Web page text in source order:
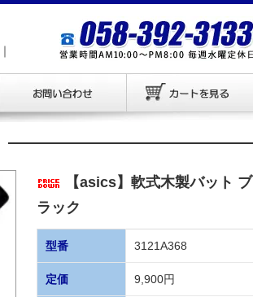
｜
【asics】軟式木製バット ブ
ラック
型番 3121A368
定価 9,900円